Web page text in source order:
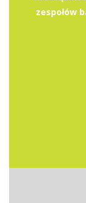
zespołów